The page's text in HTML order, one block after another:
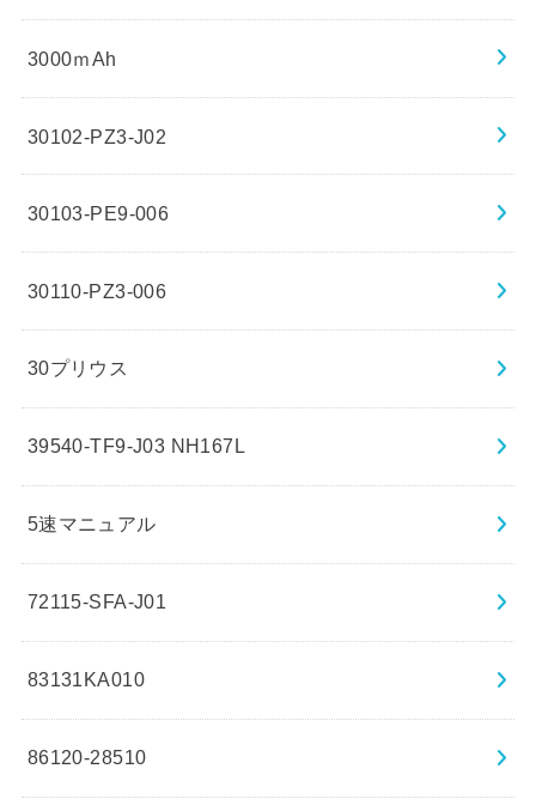
3000ｍAh
30102-PZ3-J02
30103-PE9-006
30110-PZ3-006
30プリウス
39540-TF9-J03 NH167L
5速マニュアル
72115-SFA-J01
83131KA010
86120-28510